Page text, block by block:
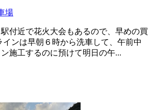
場
付近で花火大会もあるので、早めの買
インは早朝６時から洗車して、午前中
施工するのに預けて明日の午...